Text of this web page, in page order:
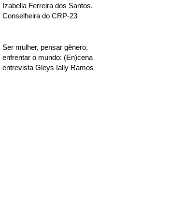
Izabella Ferreira dos Santos,
Conselheira do CRP-23
Ser mulher, pensar gênero,
enfrentar o mundo: (En)cena
entrevista Gleys Ially Ramos